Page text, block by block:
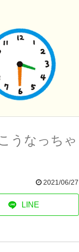
うなっちゃ
2021/06/27
LINE